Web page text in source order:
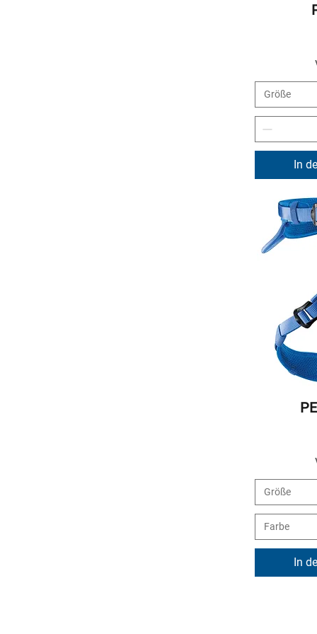
Größe
In
Größe
Farbe
In